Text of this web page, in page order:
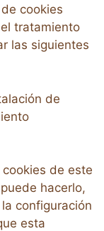
cookies
tratamiento
las siguientes
de
de este
hacerlo,
configuración
esta